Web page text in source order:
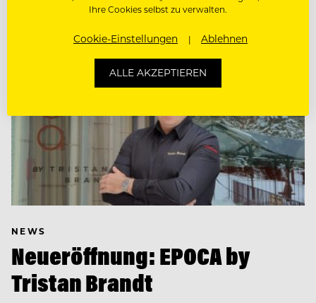
NEWS
Neueröffnung: EPOCA by
Tristan Brandt
Ihre Cookies selbst zu verwalten.
Cookie-Einstellungen Ablehnen
ALLE AKZEPTIEREN